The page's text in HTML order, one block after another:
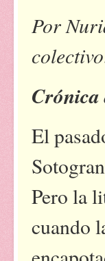
Por
Crónica
El
Pero la
cuando